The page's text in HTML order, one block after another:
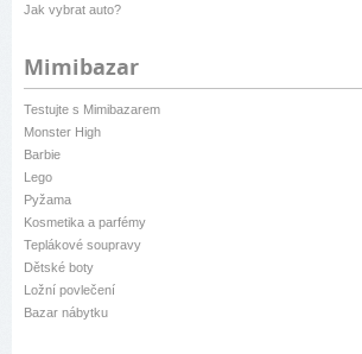
Jak vybrat auto?
Mimibazar
Testujte s Mimibazarem
Monster High
Barbie
Lego
Pyžama
Kosmetika a parfémy
Teplákové soupravy
Dětské boty
Ložní povlečení
Bazar nábytku